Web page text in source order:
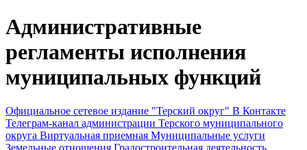
Административные
регламенты исполнения
муниципальных функций
Официальное сетевое издание "Терский округ" В Контакте
Телеграм-канал администрации Терского муниципального
округа Виртуальная приемная Муниципальные услуги
Земельные отношения Градостроительная деятельность